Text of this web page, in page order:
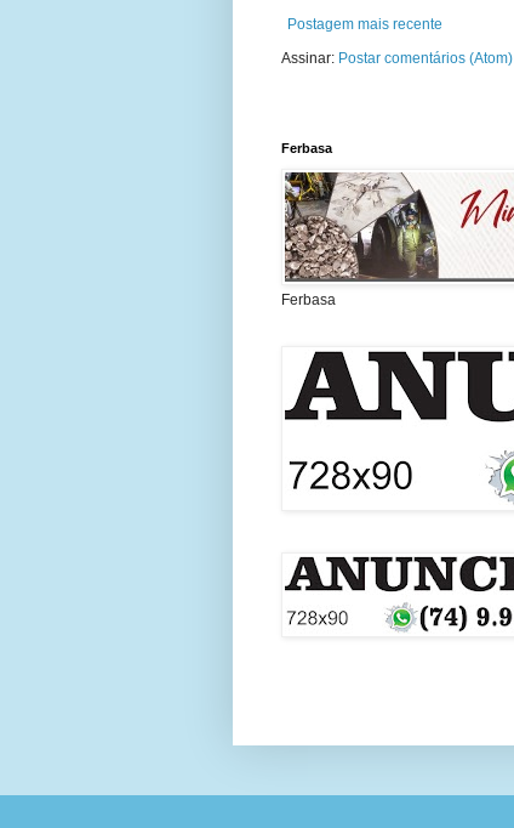
Postagem mais recente
Assinar: Postar comentários (Atom)
Ferbasa
Ferbasa